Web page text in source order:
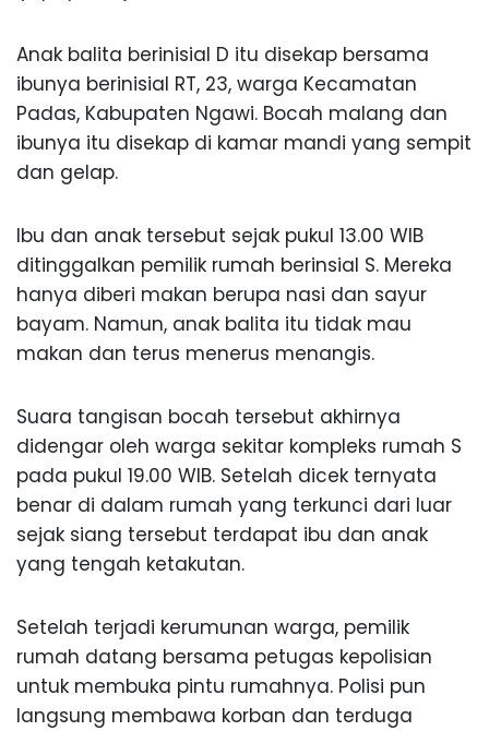
Anak balita berinisial D itu disekap bersama
ibunya berinisial RT, 23, warga Kecamatan
Padas, Kabupaten Ngawi. Bocah malang dan
ibunya itu disekap di kamar mandi yang sempit
dan gelap.
Ibu dan anak tersebut sejak pukul 13.00 WIB
ditinggalkan pemilik rumah berinsial S. Mereka
hanya diberi makan berupa nasi dan sayur
bayam. Namun, anak balita itu tidak mau
makan dan terus menerus menangis.
Suara tangisan bocah tersebut akhirnya
didengar oleh warga sekitar kompleks rumah S
pada pukul 19.00 WIB. Setelah dicek ternyata
benar di dalam rumah yang terkunci dari luar
sejak siang tersebut terdapat ibu dan anak
yang tengah ketakutan.
Setelah terjadi kerumunan warga, pemilik
rumah datang bersama petugas kepolisian
untuk membuka pintu rumahnya. Polisi pun
langsung membawa korban dan terduga